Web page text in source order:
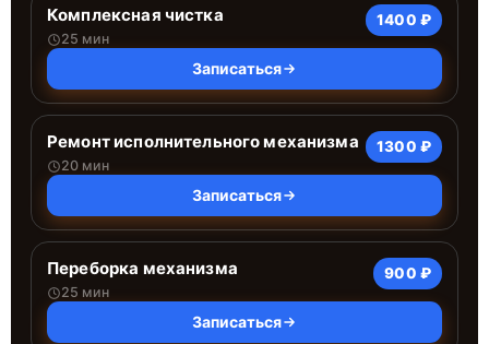
Комплексная чистка
25 мин
1400 ₽
Записаться
Ремонт исполнительного механизма
20 мин
1300 ₽
Записаться
Переборка механизма
25 мин
900 ₽
Записаться